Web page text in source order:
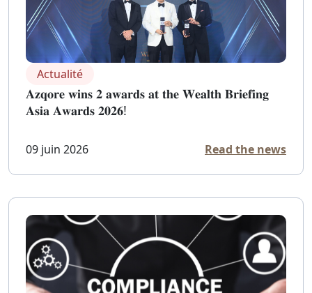
Actualité
𝐀𝐳𝐪𝐨𝐫𝐞 𝐰𝐢𝐧𝐬 𝟐 𝐚𝐰𝐚𝐫𝐝𝐬 𝐚𝐭 𝐭𝐡𝐞 𝐖𝐞𝐚𝐥𝐭𝐡 𝐁𝐫𝐢𝐞𝐟𝐢𝐧𝐠
𝐀𝐬𝐢𝐚 𝐀𝐰𝐚𝐫𝐝𝐬 𝟐𝟎𝟐𝟔!
09 juin 2026 Read the news